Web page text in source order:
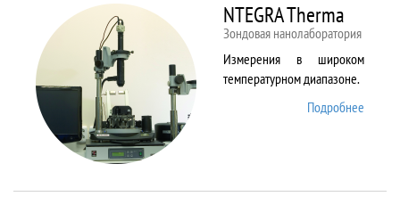
NTEGRA Therma
Зондовая нанолаборатория
Измерения в широком
температурном диапазоне.
Подробнее